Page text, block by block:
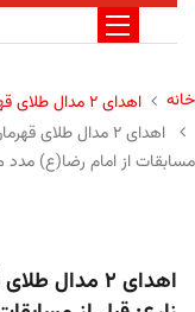
خانه
اهدای ۲ مدال طلای قهرمان المپیک به موزه
اهدای ۲ مدال
مسابقات از امام رضا(ع) مدد
اهدای ۲